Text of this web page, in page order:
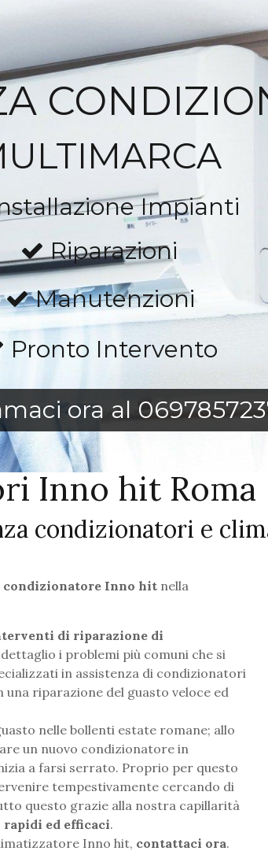
Impianti
Riparazioni
Manutenzioni
Pronto Intervento
ora al
Inno hit Roma
condizionatori e
condizionatore Inno hit nella
di riparazione di
i problemi più comuni che si
in assistenza di condizionatori
riparazione del guasto veloce ed
nelle bollenti estate romane; allo
un nuovo condizionatore in
a farsi serrato. Proprio per questo
tempestivamente cercando di
questo grazie alla nostra capillarità
ed efficaci.
Inno hit, contattaci ora.